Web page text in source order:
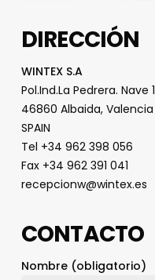
DIRECCIÓN
WINTEX S.A
Pol.Ind.La Pedrera. Nave 1
46860 Albaida, Valencia
SPAIN
Tel +34 962 398 056
Fax +34 962 391 041
recepcionw@wintex.es
CONTACTO
Nombre (obligatorio)